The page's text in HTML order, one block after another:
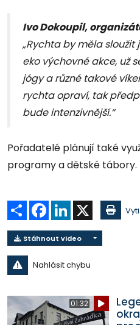
Ivo Dokoupil,
„Rychta by měla
eko výchovné akce, už
jógy a různé takové
rychta opraví, tak
bude intenzivnější.“
Pořadatelé plánují také
programy a dětské tábory.
Sdílet Facebook
LinkedIn
Stáhnout video
Nahlásit chybu
01:32